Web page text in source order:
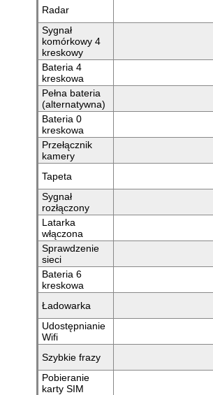
Radar
Sygnał
komórkowy 4
kreskowy
Bateria 4
kreskowa
Pełna bateria
(alternatywna)
Bateria 0
kreskowa
Przełącznik
kamery
Tapeta
Sygnał
rozłączony
Latarka
włączona
Sprawdzenie
sieci
Bateria 6
kreskowa
Ładowarka
Udostępnianie
Wifi
Szybkie frazy
Pobieranie
karty SIM